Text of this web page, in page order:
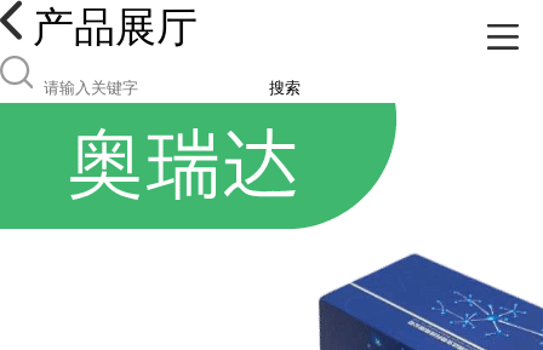
产品展厅
搜索